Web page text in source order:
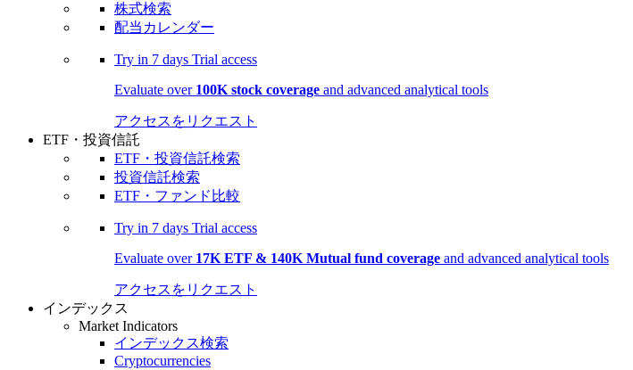
株式検索
配当カレンダー
Try in 7 days Trial access
Evaluate over 100K stock coverage and advanced analytical tools
アクセスをリクエスト
ETF・投資信託
ETF・投資信託検索
投資信託検索
ETF・ファンド比較
Try in 7 days Trial access
Evaluate over 17K ETF & 140K Mutual fund coverage and advanced analytical tools
アクセスをリクエスト
インデックス
Market Indicators
インデックス検索
Cryptocurrencies